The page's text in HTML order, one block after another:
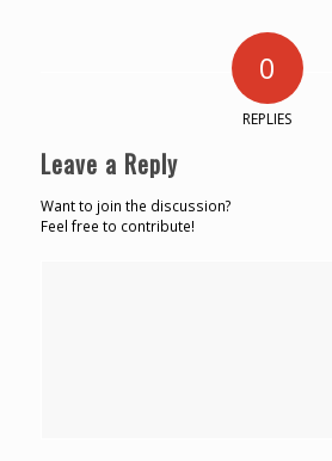
0
REPLIES
Leave a Reply
Want to join the discussion?
Feel free to contribute!